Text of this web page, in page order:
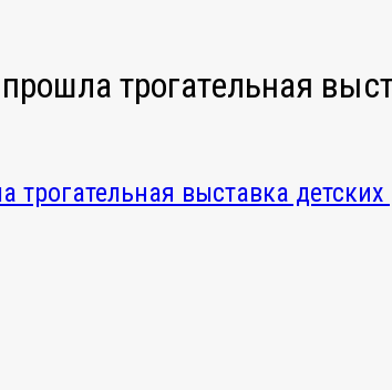
трогательная
трогательная выставка